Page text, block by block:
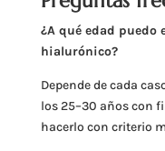
¿A qué edad puedo
hialurónico?
Depende de cada
los 25–30 años con
hacerlo con criterio